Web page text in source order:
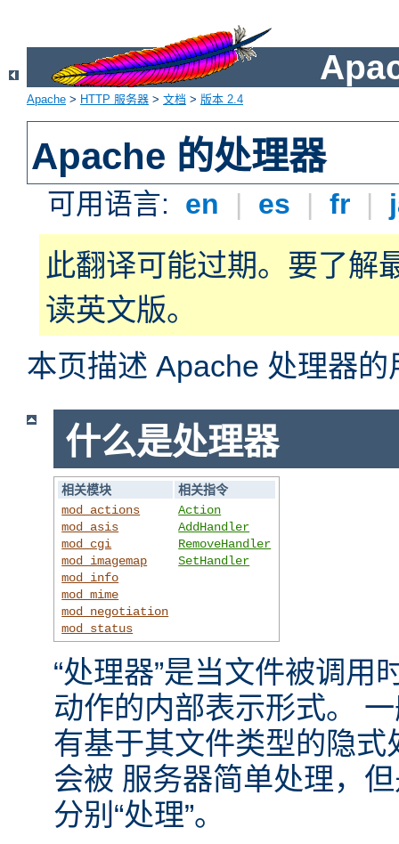
Apache > HTTP 服务器 > 文档 > 版本 2.4
Apache 的处理器
可用语言: en | es | fr |
此翻译可能过期。要了解
读英文版。
本页描述 Apache 处理器的
什么是处理器
相关模块
相关指令
mod_actions
mod_asis
mod_cgi
mod_imagemap
mod_info
mod_mime
mod_negotiation
mod_status
Action
AddHandler
RemoveHandler
SetHandler
“处理器”是当文件被调用
动作的内部表示形式。
有基于其文件类型的隐
会被 服务器简单处理，
分别“处理”。